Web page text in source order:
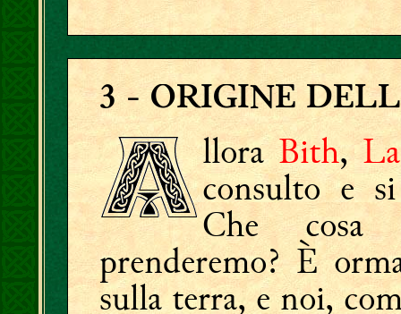
3- ORIGINE
lloraBith,
consulto e
Che cosa
prenderemo? È
sulla terra, e noi,